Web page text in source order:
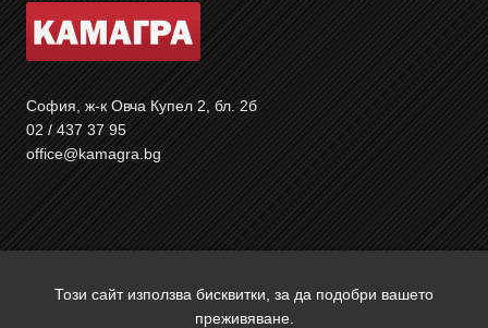
София, ж-к Овча Купел 2, бл. 2б
02 / 437 37 95
office@kamagra.bg
Copyright © 2026 Камагра | Всички права запазени | Уеб
Този сайт използва бисквитки, за да подобри вашето
преживяване.